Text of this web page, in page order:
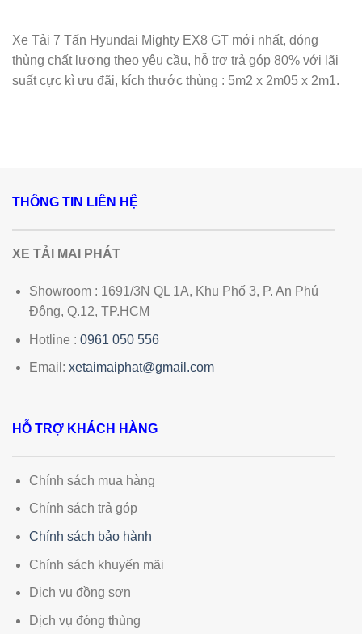
Xe Tải 7 Tấn Hyundai Mighty EX8 GT mới nhất, đóng
thùng chất lượng theo yêu cầu, hỗ trợ trả góp 80% với lãi
suất cực kì ưu đãi, kích thước thùng : 5m2 x 2m05 x 2m1.
THÔNG TIN LIÊN HỆ
XE TẢI MAI PHÁT
Showroom : 1691/3N QL 1A, Khu Phố 3, P. An Phú
Đông, Q.12, TP.HCM
Hotline : 0961 050 556
Email: xetaimaiphat@gmail.com
HỖ TRỢ KHÁCH HÀNG
Chính sách mua hàng
Chính sách trả góp
Chính sách bảo hành
Chính sách khuyến mãi
Dịch vụ đồng sơn
Dịch vụ đóng thùng